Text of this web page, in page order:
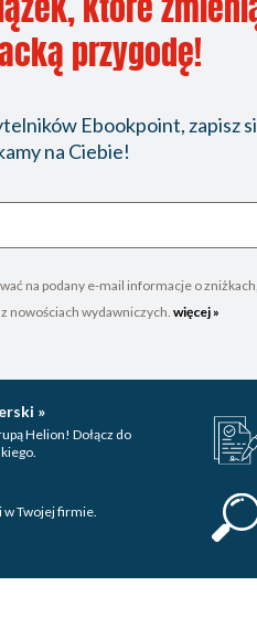
przygodę!
Ebookpoint, zapisz
na Ciebie!
na podany e-mail informacje o zniżkach,
nowościach wydawniczych. więcej »
»
Helion! Dołącz do
w Twojej firmie.